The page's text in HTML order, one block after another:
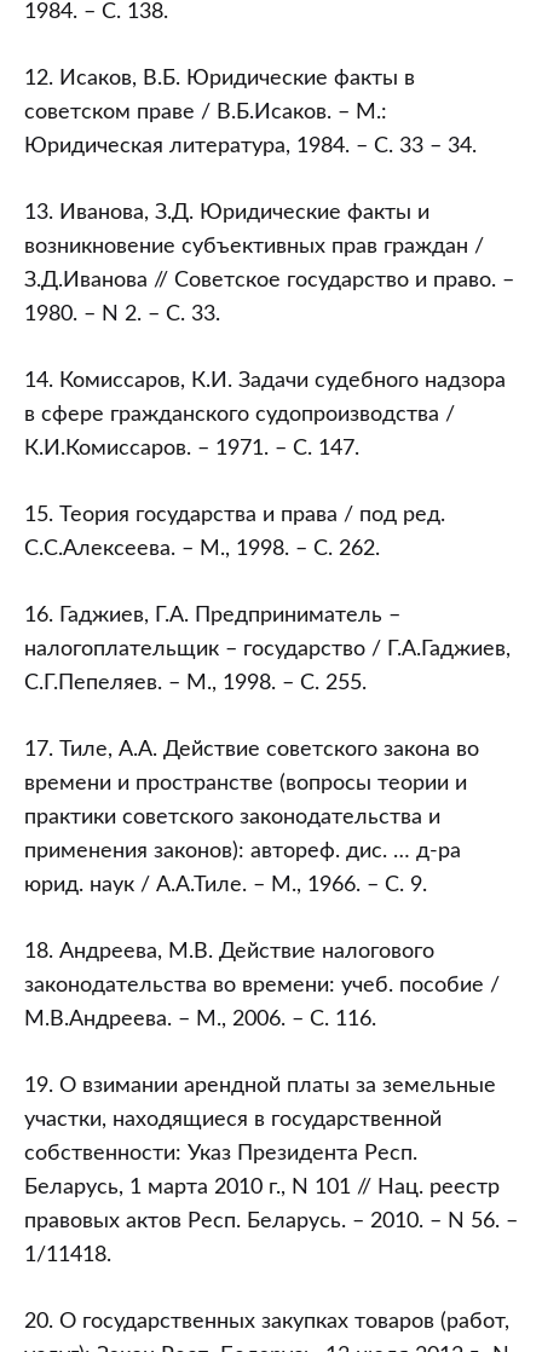
1984. – С. 138.
12. Исаков, В.Б. Юридические факты в
советском праве / В.Б.Исаков. – М.:
Юридическая литература, 1984. – С. 33 – 34.
13. Иванова, З.Д. Юридические факты и
возникновение субъективных прав граждан /
З.Д.Иванова // Советское государство и право. –
1980. – N 2. – С. 33.
14. Комиссаров, К.И. Задачи судебного надзора
в сфере гражданского судопроизводства /
К.И.Комиссаров. – 1971. – С. 147.
15. Теория государства и права / под ред.
С.С.Алексеева. – М., 1998. – С. 262.
16. Гаджиев, Г.А. Предприниматель –
налогоплательщик – государство / Г.А.Гаджиев,
С.Г.Пепеляев. – М., 1998. – С. 255.
17. Тиле, А.А. Действие советского закона во
времени и пространстве (вопросы теории и
практики советского законодательства и
применения законов): автореф. дис. … д-ра
юрид. наук / А.А.Тиле. – М., 1966. – С. 9.
18. Андреева, М.В. Действие налогового
законодательства во времени: учеб. пособие /
М.В.Андреева. – М., 2006. – С. 116.
19. О взимании арендной платы за земельные
участки, находящиеся в государственной
собственности: Указ Президента Респ.
Беларусь, 1 марта 2010 г., N 101 // Нац. реестр
правовых актов Респ. Беларусь. – 2010. – N 56. –
1/11418.
20. О государственных закупках товаров (работ,